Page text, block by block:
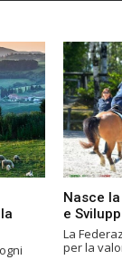
Nasce
e
La
per la